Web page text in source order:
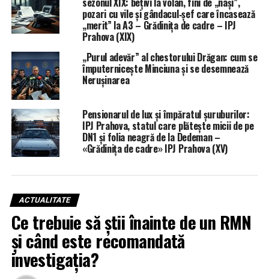
pozari cu vile și gândacul‑șef care încasează
„merit” la A3 – Grădinița de cadre – IPJ
Prahova (XIX)
„Purul adevăr” al chestorului Drăgan: cum se
împuternicește Minciuna și se desemnează
Nerușinarea
Pensionarul de lux și împăratul șuruburilor:
IPJ Prahova, statul care plătește micii de pe
DN1 și folia neagră de la Dedeman –
«Grădinița de cadre» IPJ Prahova (XV)
ACTUALITATE
Ce trebuie să știi înainte de un RMN
și când este recomandată
investigația?